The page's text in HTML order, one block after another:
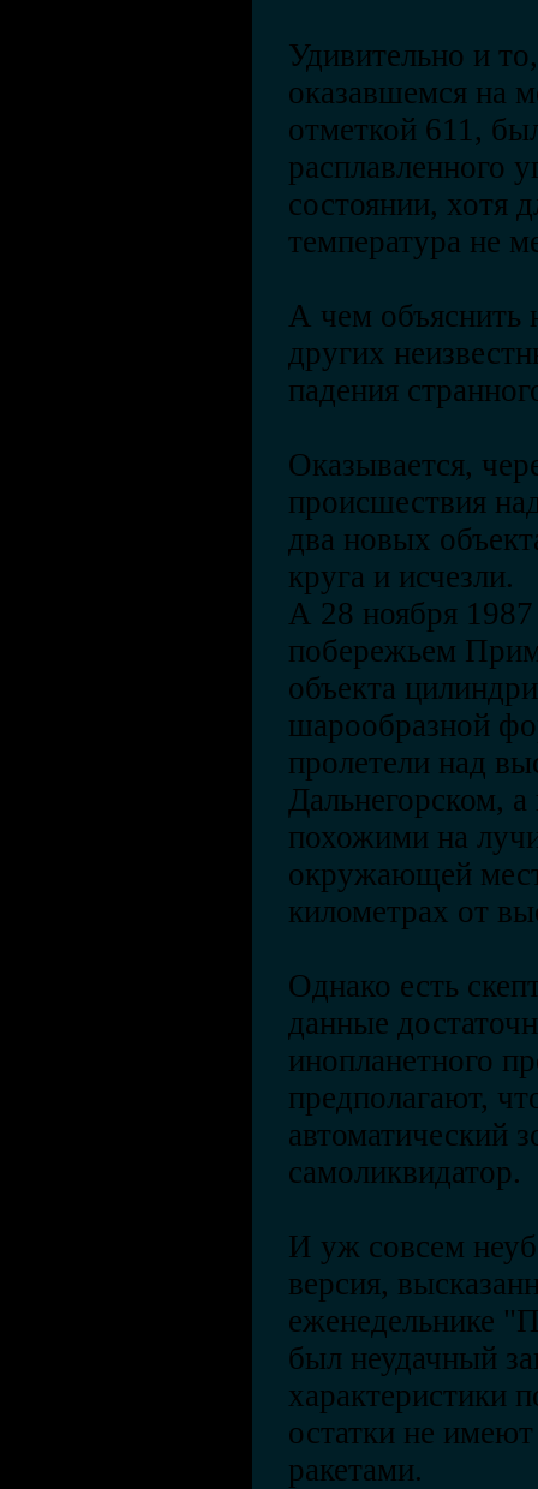
Удивительно и
оказавшемся на
отметкой 611,
расплавленного
состоянии, хотя
температура не
А чем объяснить
других
падения
Оказывается,
происшествия
два новых
круга и исчезли.
А 28 ноября
побережьем
объекта
шарообразной
пролетели над
Дальнегорском,
похожими на
окружающей
километрах от
Однако есть
данные
инопланетного
предполагают,
автоматический
самоликвидатор.
И уж совсем
версия,
еженедельнике
был неудачный
характеристики
остатки не
ракетами.